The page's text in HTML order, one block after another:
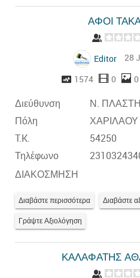
ΑΦΟΙ
Editor
28
1574
0 0
Διεύθυνση
Ν.
Πόλη
T.K.
54250
Τηλέφωνο
ΔΙΑΚΟΣΜΗΣΗ
Διαβάστε περισσότερα Διαβάστε
Γράψτε Αξιολόγηση
ΚΑΛΑΦΑΤΗΣ